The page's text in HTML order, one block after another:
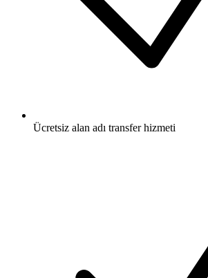
Ücretsiz alan adı transfer hizmeti